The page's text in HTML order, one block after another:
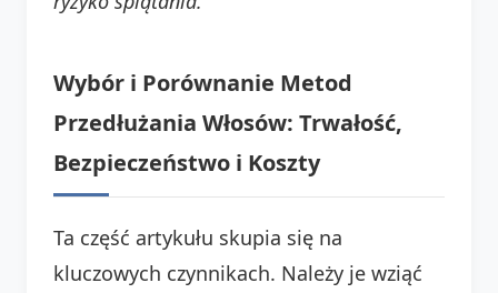
Wybór i Porównanie Metod
Przedłużania Włosów: Trwałość,
Bezpieczeństwo i Koszty
Ta część artykułu skupia się na
kluczowych czynnikach. Należy je wziąć